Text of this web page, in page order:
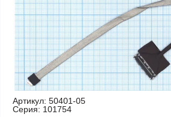
Артикул: 50401-05
Серия: 101754